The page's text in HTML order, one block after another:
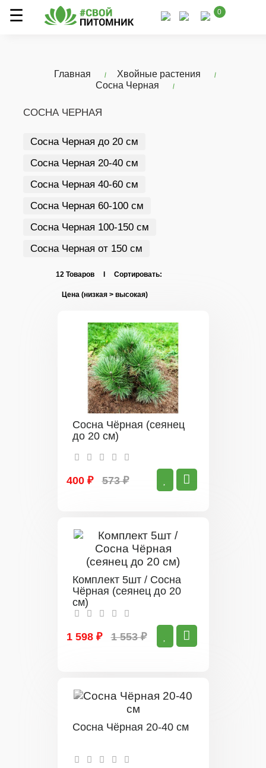
0
Главная
Хвойные растения
Сосна Черная
СОСНА ЧЕРНАЯ
Сосна Черная до 20 см
Сосна Черная 20-40 см
Сосна Черная 40-60 см
Сосна Черная 60-100 см
Сосна Черная 100-150 см
Сосна Черная от 150 см
12 Товаров I Сортировать:
Сосна Чёрная (сеянец
до 20 см)
400 ₽ 573 ₽
Комплект 5шт / Сосна
Чёрная (сеянец до 20
см)
1 598 ₽ 1 553 ₽
Сосна Чёрная 20-40 см